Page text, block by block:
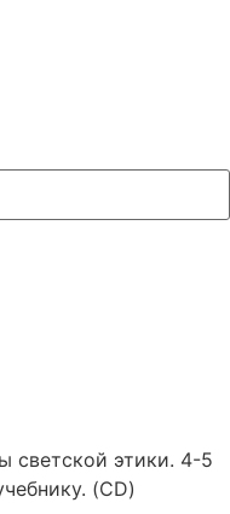
светской этики. 4-5
(CD)